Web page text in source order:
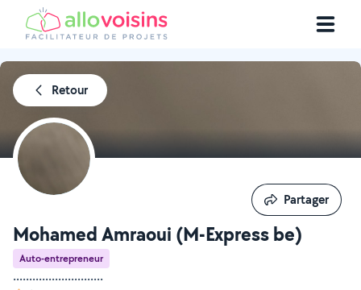
Retour
Mohamed Amraoui (M-Express be)
Auto-entrepreneur
............................
Partager
Partager